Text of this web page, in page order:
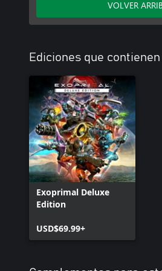
VOLVER
Ediciones que
Exoprimal Deluxe
Edition
USD$69.99+